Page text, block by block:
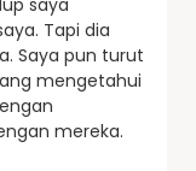
Tapi dia
Saya pun turut
mengetahui
mereka.